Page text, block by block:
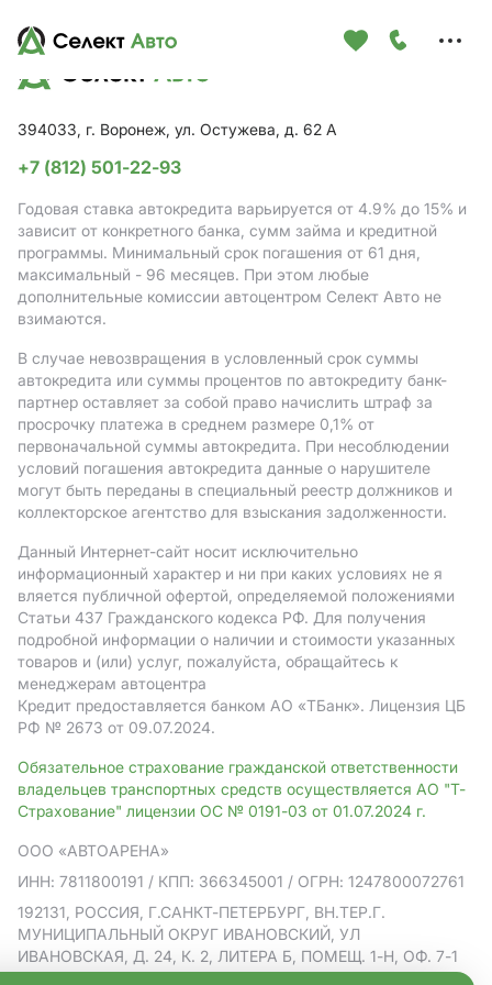
394033, г. Воронеж, ул. Остужева, д. 62 А
+7 (812) 501-22-93
Годовая ставка автокредита варьируется от 4.9% до 15% и
зависит от конкретного банка, сумм займа и кредитной
программы. Минимальный срок погашения от 61 дня,
максимальный - 96 месяцев. При этом любые
дополнительные комиссии автоцентром Селект Авто не
взимаются.
В случае невозвращения в условленный срок суммы
автокредита или суммы процентов по автокредиту банк-
партнер оставляет за собой право начислить штраф за
просрочку платежа в среднем размере 0,1% от
первоначальной суммы автокредита. При несоблюдении
условий погашения автокредита данные о нарушителе
могут быть переданы в специальный реестр должников и
коллекторское агентство для взыскания задолженности.
Данный Интернет-сайт носит исключительно
информационный характер и ни при каких условиях не я
вляется публичной офертой, определяемой положениями
Статьи 437 Гражданского кодекса РФ. Для получения
подробной информации о наличии и стоимости указанных
товаров и (или) услуг, пожалуйста, обращайтесь к
менеджерам автоцентра
Кредит предоставляется банком АO «ТБанк». Лицензия ЦБ
РФ № 2673 от 09.07.2024.
Обязательное страхование гражданской ответственности
владельцев транспортных средств осуществляется АО "Т-
Страхование" лицензии ОС № 0191-03 от 01.07.2024 г.
ООО «АВТОАРЕНА»
ИНН: 7811800191 / КПП: 366345001 / ОГРН: 1247800072761
192131, РОССИЯ, Г.САНКТ-ПЕТЕРБУРГ, ВН.ТЕР.Г.
МУНИЦИПАЛЬНЫЙ ОКРУГ ИВАНОВСКИЙ, УЛ
ИВАНОВСКАЯ, Д. 24, К. 2, ЛИТЕРА Б, ПОМЕЩ. 1-Н, ОФ. 7-1